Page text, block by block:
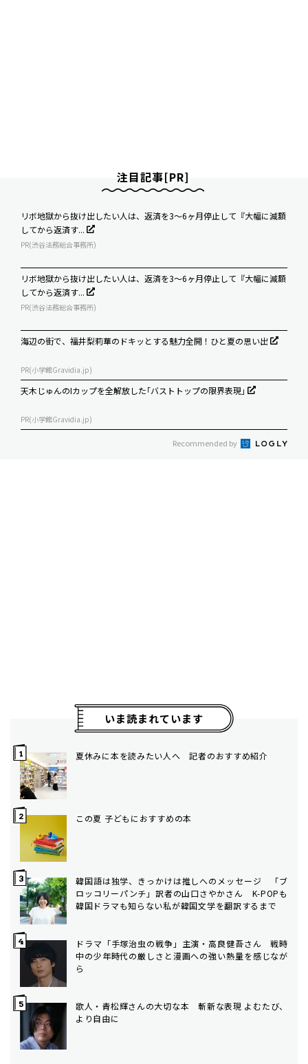
注目記事[PR]
リボ地獄から抜け出したい人は、返済を3～6ヶ月停止して『大幅に減額
してから返済す...
PR(渋谷法務総合事務所)
リボ地獄から抜け出したい人は、返済を3～6ヶ月停止して『大幅に減額
してから返済す...
PR(渋谷法務総合事務所)
海辺の街で、福井梨莉華のドキッとする魅力全開！ひと夏の思い出
PR(小学館Gravidia.jp)
天木じゅんのIカップを全解放した｢バストトップの限界表現｣
PR(小学館Gravidia.jp)
Recommended by
いま読まれています
夏休みに本を読みたい人へ 記者のおすすめ紹介
この夏 子どもにおすすめの本
韓国語は独学、きっかけは推しへのメッセージ 「ブ
ロッコリーパンチ」訳者の山口さやかさん K-POPも
韓国ドラマも知らない私が韓国文学を翻訳するまで
ドラマ「手塚治虫の戦争」主演・高良健吾さん 戦時
中の少年時代の厳しさと漫画への強い熱量を感じなが
ら
歌人・青松輝さんの大切な本 斬新な表現 よむたび、
より自由に